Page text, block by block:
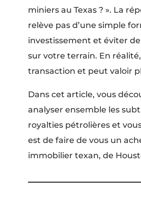
miniers au Texas ? ». La
relève pas d’une simple
investissement et éviter
sur votre terrain. En
transaction et peut valoir
Dans cet article, vous
analyser ensemble les
royalties pétrolières et
est de faire de vous un
immobilier texan, de